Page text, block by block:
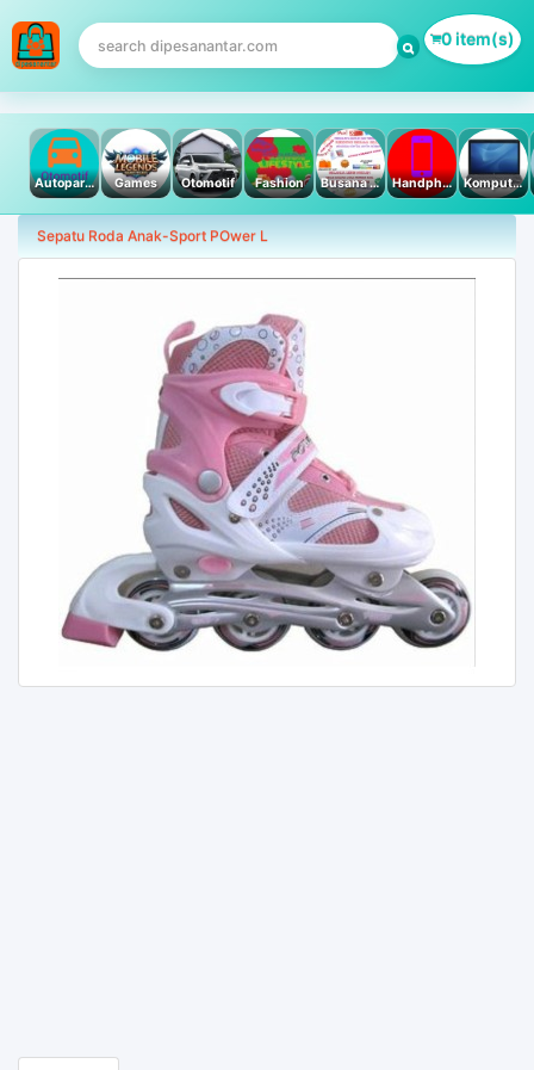
0 item(s)
Autoparts Games Otomotif Fashion Busana Muslim Handphone & Tablet Komputer PC & Laptop
Sepatu Roda Anak-Sport POwer L